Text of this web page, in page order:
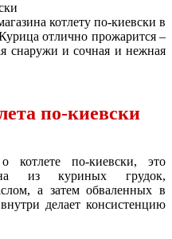
котлету по-киевски в
отлично прожарится –
снаружи и сочная и нежная
по-киевски
по-киевски, это
из куриных грудок,
а затем обваленных в
делает консистенцию